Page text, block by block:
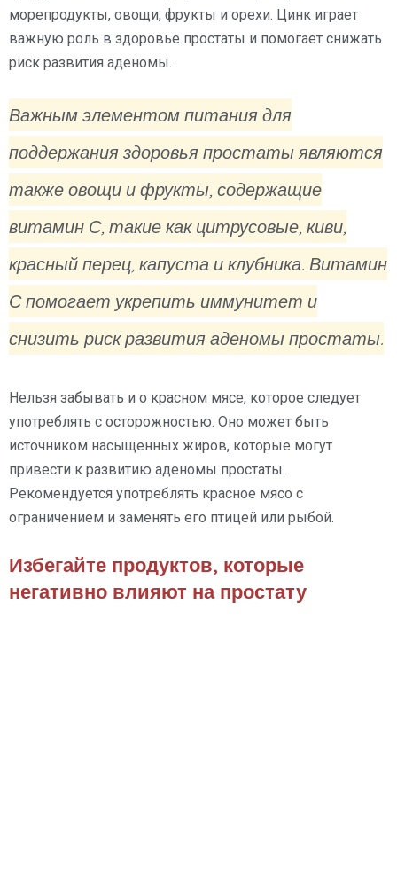
морепродукты, овощи, фрукты и орехи. Цинк играет
важную роль в здоровье простаты и помогает снижать
риск развития аденомы.
Важным элементом питания для
поддержания здоровья простаты являются
также овощи и фрукты, содержащие
витамин С, такие как цитрусовые, киви,
красный перец, капуста и клубника. Витамин
С помогает укрепить иммунитет и
снизить риск развития аденомы простаты.
Нельзя забывать и о красном мясе, которое следует
употреблять с осторожностью. Оно может быть
источником насыщенных жиров, которые могут
привести к развитию аденомы простаты.
Рекомендуется употреблять красное мясо с
ограничением и заменять его птицей или рыбой.
Избегайте продуктов, которые
негативно влияют на простату